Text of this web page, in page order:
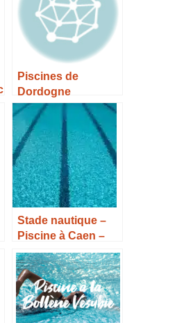
Piscines de
Dordogne
Stade nautique –
Piscine à Caen –
Horaires, Tarifs et
Infos –